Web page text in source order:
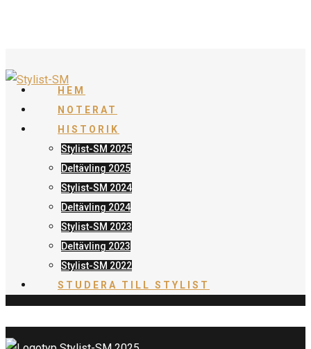
HEM
NOTERAT
HISTORIK
Stylist-SM 2025
Deltävling 2025
Stylist-SM 2024
Deltävling 2024
Stylist-SM 2023
Deltävling 2023
Stylist-SM 2022
STUDERA TILL STYLIST